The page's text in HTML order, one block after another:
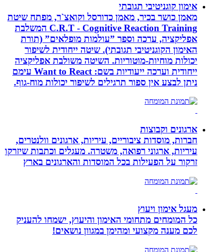
אימון קוגניטיבי תגובתי
מאמן כושר בכיר, מאמן כדורסל וקואצ`ר, מפתח שיטת
C.R.T - Cognitive Reaction Training המשלבת
אפליקציה, ערכה וספר ”עולמות מופלאים” (תורת
האימון הקוגניטיבי תגובתי). שיטה ייחודית לשיפור
יכולות מוחיות-מוטוריות. השיטה משולבת אפליקציה
ייחודית וערכה ייעודיות בשם: Want to React עימם
ניתן לבצע אין ספור תרגילים לשיפור יכולות מוח-גוף.
ארגונים וקבוצות
חברות, מוסדות ציבוריים, עיריות, ארגונים וולנטרים,
עיריות, ארגוני רפואה, משטרה. מעגלים וכתבות שיזרקו
זרקור על הפעילות בכל המוסדות והארגונים בארץ
מעגל אימון ויעוץ
כל המומחים מתחומי האימון והיעוץ, ישמחו להעניק
לכם מענה מקצועי ומהימן במגוון נושאים!